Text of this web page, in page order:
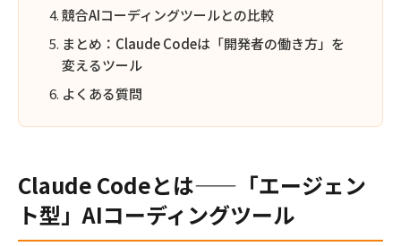
競合AIコーディングツールとの比較
まとめ：Claude Codeは「開発者の働き方」を
変えるツール
よくある質問
Claude Codeとは——「エージェン
ト型」AIコーディングツール